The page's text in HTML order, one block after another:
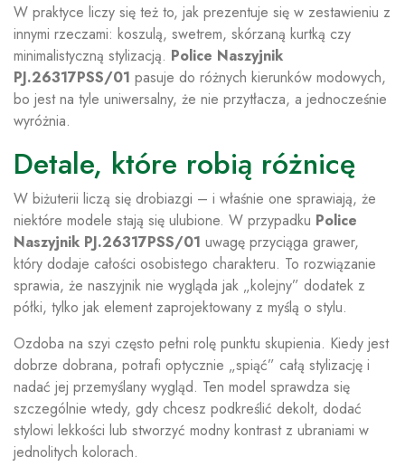
W praktyce liczy się też to, jak prezentuje się w zestawieniu z
innymi rzeczami: koszulą, swetrem, skórzaną kurtką czy
minimalistyczną stylizacją. Police Naszyjnik
PJ.26317PSS/01 pasuje do różnych kierunków modowych,
bo jest na tyle uniwersalny, że nie przytłacza, a jednocześnie
wyróżnia.
Detale, które robią różnicę
W biżuterii liczą się drobiazgi – i właśnie one sprawiają, że
niektóre modele stają się ulubione. W przypadku Police
Naszyjnik PJ.26317PSS/01 uwagę przyciąga grawer,
który dodaje całości osobistego charakteru. To rozwiązanie
sprawia, że naszyjnik nie wygląda jak „kolejny” dodatek z
półki, tylko jak element zaprojektowany z myślą o stylu.
Ozdoba na szyi często pełni rolę punktu skupienia. Kiedy jest
dobrze dobrana, potrafi optycznie „spiąć” całą stylizację i
nadać jej przemyślany wygląd. Ten model sprawdza się
szczególnie wtedy, gdy chcesz podkreślić dekolt, dodać
stylowi lekkości lub stworzyć modny kontrast z ubraniami w
jednolitych kolorach.